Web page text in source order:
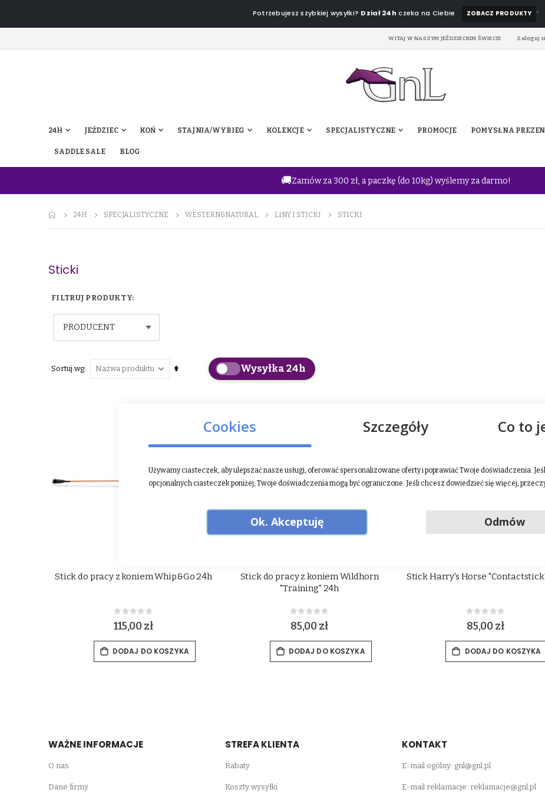
Potrzebujesz szybkiej wysyłki? Dział 24h czeka na Ciebie ZOBACZ PRODUKTY *
WITAJ W NASZYM JEŹDZIECKIM ŚWIECIE Zaloguj
24H JEŹDZIEC KOŃ STAJNIA/WYBIEG KOLEKCJE SPECJALISTYCZNE PROMOCJE POMYSŁ NA
SADDLE SALE BLOG
🚚Zamów za 300 zł, a paczkę (do 10kg) wyślemy za darmo!
24H SPECJALISTYCZNE WESTERN&NATURAL LINY I STICKI STICKI
Sticki
PRODUCENT
Sortuj wg
Ustaw
Wysyłka 24h
Stick do pracy z koniem Whip&Go 24h
Rating:
0%
115,00 zł
DODAJ DO KOSZYKA
Stick do pracy z koniem Wildhorn
"Training" 24h
Rating:
0%
85,00 zł
DODAJ DO KOSZYKA
Stick Harry's Horse
Rating:
0%
85,00 zł
DODAJ DO KOSZYKA
WAŻNE INFORMACJE
O nas
Dane firmy
STREFA KLIENTA
Rabaty
Koszty wysyłki
KONTAKT
E-mail ogólny: gnl@gnl.pl
E-mail reklamacje: reklamacje@gnl.pl
Cookies Szczegóły Co to
Używamy ciasteczek, aby ulepszać nasze usługi, oferować spersonalizowane oferty i poprawiać Twoje doświadczenia.
opcjonalnych ciasteczek poniżej, Twoje doświadczenia mogą być ograniczone. Jeśli chcesz dowiedzieć się więcej,
Ok. Akceptuję Odmów